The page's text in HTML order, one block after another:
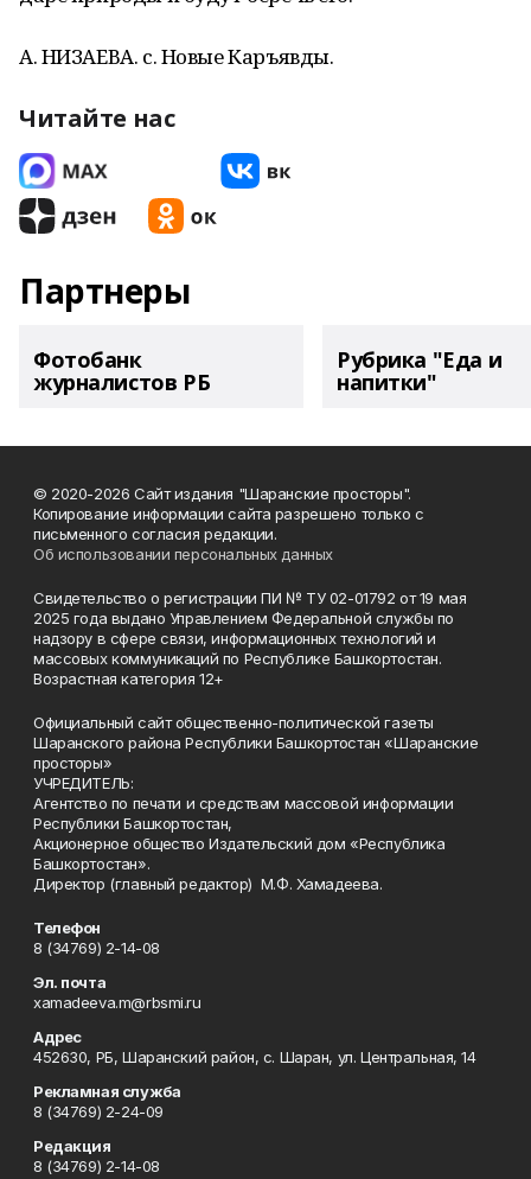
А. НИЗАЕВА. с. Новые Каръявды.
Читайте нас
Партнеры
Фотобанк
журналистов РБ
Рубрика "Еда и
напитки"
© 2020-2026 Сайт издания "Шаранские просторы".
Копирование информации сайта разрешено только с
письменного согласия редакции.
Об использовании персональных данных
Свидетельство о регистрации ПИ № ТУ 02-01792 от 19 мая
2025 года выдано Управлением Федеральной службы по
надзору в сфере связи, информационных технологий и
массовых коммуникаций по Республике Башкортостан.
Возрастная категория 12+
Официальный сайт общественно-политической газеты
Шаранского района Республики Башкортостан «Шаранские
просторы»
УЧРЕДИТЕЛЬ:
Агентство по печати и средствам массовой информации
Республики Башкортостан,
Акционерное общество Издательский дом «Республика
Башкортостан».
Директор (главный редактор) М.Ф. Хамадеева.
Телефон
8 (34769) 2-14-08
Эл. почта
xamadeeva.m@rbsmi.ru
Адрес
452630, РБ, Шаранский район, с. Шаран, ул. Центральная, 14
Рекламная служба
8 (34769) 2-24-09
Редакция
8 (34769) 2-14-08